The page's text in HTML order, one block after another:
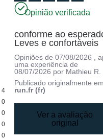
4
0
0
0
0
Opinião verificada
conforme ao
Leves e confortáveis
Opiniões de07/08/2026
,
uma experiência de
08/07/2026 por Mathieu R.
Publicado originalmente
run.fr (fr)
Ver a avaliação
original